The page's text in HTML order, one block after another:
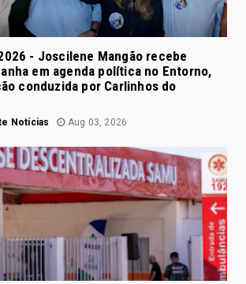
2026 - Joscilene Mangão recebe
em agenda política no Entorno,
conduzida por Carlinhos do
Notícias Aug 03, 2026